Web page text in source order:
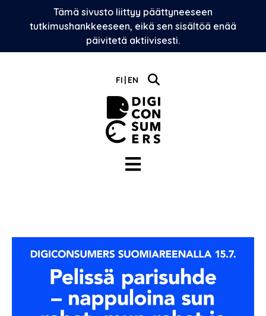
Tämä sivusto liittyy päättyneeseen
tutkimushankkeeseen, eikä sen sisältöä enää
päivitetä aktiivisesti.
FI EN